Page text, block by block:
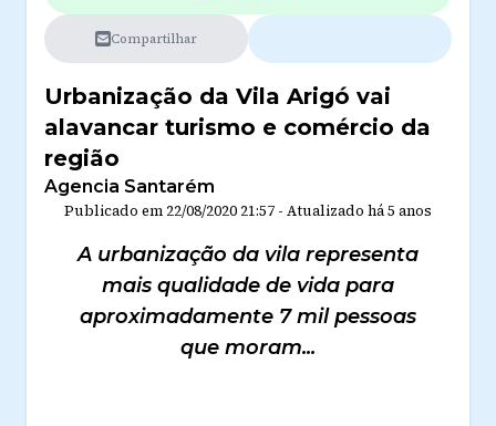
Compartilhar
Urbanização da Vila Arigó vai
alavancar turismo e comércio da
região
Agencia Santarém
Publicado em 22/08/2020 21:57 - Atualizado há 5 anos
A urbanização da vila representa
mais qualidade de vida para
aproximadamente 7 mil pessoas
que moram...